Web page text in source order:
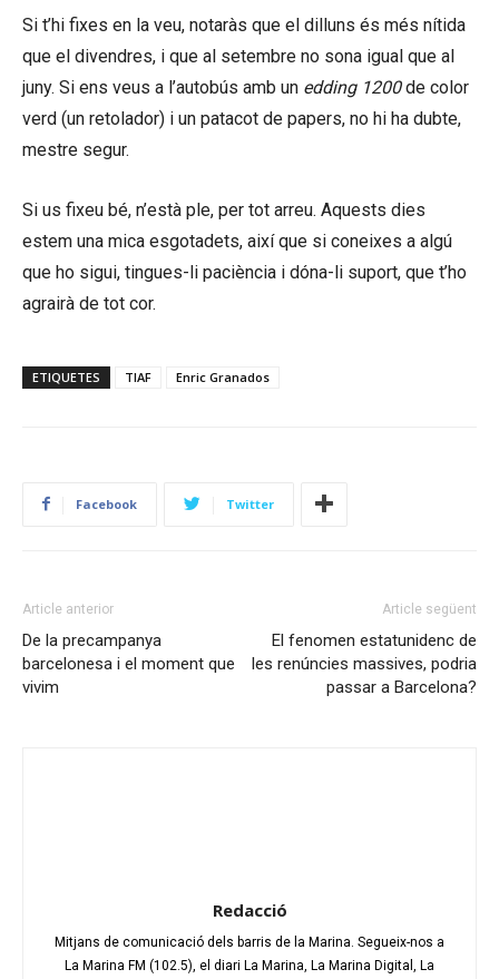
Si t’hi fixes en la veu, notaràs que el dilluns és més nítida
que el divendres, i que al setembre no sona igual que al
juny. Si ens veus a l’autobús amb un edding 1200de color
verd (un retolador) i un patacot de papers, no hi ha dubte,
mestre segur.
Si us fixeu bé, n’està ple, per tot arreu. Aquests dies
estem una mica esgotadets, així que si coneixes a algú
que ho sigui, tingues-li paciència i dóna-li suport, que t’ho
agrairà de tot cor.
ETIQUETES TIAF Enric Granados
Facebook Twitter
Article anterior
De la precampanya
barcelonesa i el moment que
vivim
Article següent
El fenomen estatunidenc de
les renúncies massives, podria
passar a Barcelona?
Redacció
Mitjans de comunicació dels barris de la Marina. Segueix-nos a
La Marina FM (102.5), el diari La Marina, La Marina Digital, La